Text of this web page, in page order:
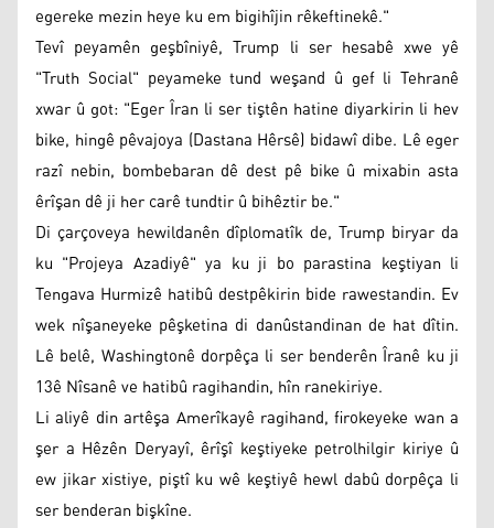
egereke mezin heye ku em bigihîjin rêkeftinekê."
Tevî peyamên geşbîniyê, Trump li ser hesabê xwe yê
"Truth Social" peyameke tund weşand û gef li Tehranê
xwar û got: "Eger Îran li ser tiştên hatine diyarkirin li hev
bike, hingê pêvajoya (Dastana Hêrsê) bidawî dibe. Lê eger
razî nebin, bombebaran dê dest pê bike û mixabin asta
êrîşan dê ji her carê tundtir û bihêztir be."
Di çarçoveya hewildanên dîplomatîk de, Trump biryar da
ku "Projeya Azadiyê" ya ku ji bo parastina keştiyan li
Tengava Hurmizê hatibû destpêkirin bide rawestandin. Ev
wek nîşaneyeke pêşketina di danûstandinan de hat dîtin.
Lê belê, Washingtonê dorpêça li ser benderên Îranê ku ji
13ê Nîsanê ve hatibû ragihandin, hîn ranekiriye.
Li aliyê din artêşa Amerîkayê ragihand, firokeyeke wan a
şer a Hêzên Deryayî, êrîşî keştiyeke petrolhilgir kiriye û
ew jikar xistiye, piştî ku wê keştiyê hewl dabû dorpêça li
ser benderan bişkîne.